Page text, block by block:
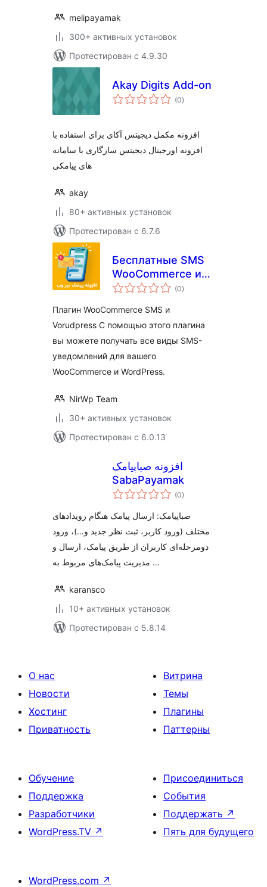
melipayamak
300+ активных установок
Протестирован с 4.9.30
Akay Digits Add-on
(0общий
рейтинг
)
افزونه مکمل دیجیتس آکای برای استفاده با
افزونه اورجینال دیجیتس سازگاری با سامانه
های پیامکی
akay
80+ активных установок
Протестирован с 6.7.6
Бесплатные SMS
WooCommerce и
NirWeb WordPress
(0общий
рейтинг
)
Плагин WooCommerce SMS и
Vorudpress С помощью этого плагина
вы можете получать все виды SMS-
уведомлений для вашего
WooCommerce и WordPress.
NirWp Team
30+ активных установок
Протестирован с 6.0.13
افزونه صباپیامک
SabaPayamak
(0общий
рейтинг
)
صباپیامک: ارسال پیامک هنگام رویدادهای
مختلف (ورود کاربر، ثبت نظر جدید و…)، ورود
دومرحله‌ای کاربران از طریق پیامک، ارسال و
مدیریت پیامک‌های مربوط به …
karansco
10+ активных установок
Протестирован с 5.8.14
О нас
Новости
Хостинг
Приватность
Витрина
Темы
Плагины
Паттерны
Обучение
Поддержка
Разработчики
WordPress.TV ↗
Присоединиться
События
Поддержать ↗
Пять для будущего
WordPress.com ↗